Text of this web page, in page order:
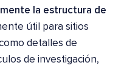
la estructura de
útil para sitios
detalles de
de investigación,